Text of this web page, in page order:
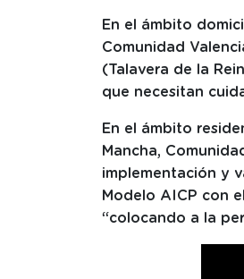
En el ámbito
Comunidad
(Talavera de la
que necesitan
En el ámbito
Mancha,
implementación y
Modelo AICP con
“colocando a la